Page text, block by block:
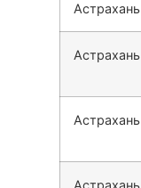
Астрахань
Астрахань
Астрахань
Астрахань